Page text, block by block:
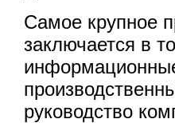
Самое крупное
заключается в
руководство